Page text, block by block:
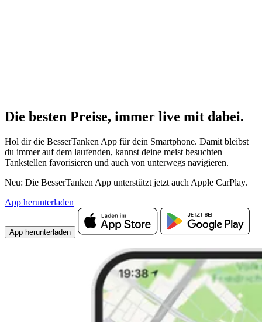
Die besten Preise, immer live mit dabei.
Hol dir die BesserTanken App für dein Smartphone. Damit bleibst
du immer auf dem laufenden, kannst deine meist besuchten
Tankstellen favorisieren und auch von unterwegs navigieren.
Neu: Die BesserTanken App unterstützt jetzt auch Apple CarPlay.
App herunterladen
App herunterladen